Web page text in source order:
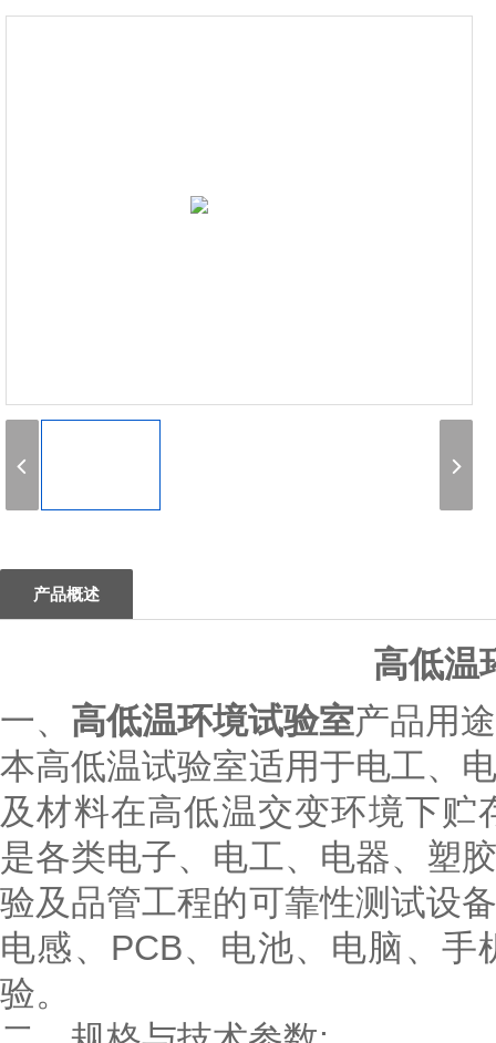
产品概述
高低温
一、 高低温环境试验室产品用
本高低温试验室适用于电工、
及材料在高低温交变环境下
是各类电子、电工、电器、塑
验及品管工程的可靠性测试设
电感、PCB、电池、电脑、
验。